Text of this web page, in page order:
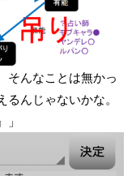
そんなことは無かっ
んじゃないかな。
」